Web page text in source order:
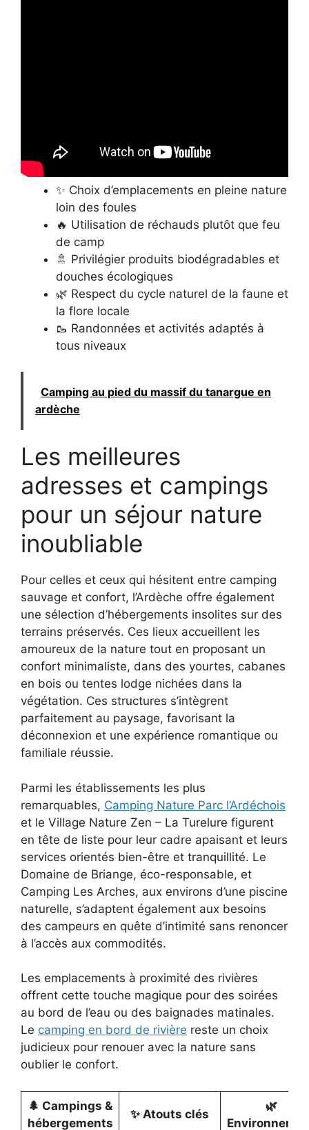
✨ Choix d’emplacements en pleine nature
loin des foules
🔥 Utilisation de réchauds plutôt que feu
de camp
🚿 Privilégier produits biodégradables et
douches écologiques
🌿 Respect du cycle naturel de la faune et
la flore locale
🥾 Randonnées et activités adaptés à
tous niveaux
Camping au pied du massif du tanargue en
ardèche
Les meilleures
adresses et campings
pour un séjour nature
inoubliable
Pour celles et ceux qui hésitent entre camping
sauvage et confort, l’Ardèche offre également
une sélection d’hébergements insolites sur des
terrains préservés. Ces lieux accueillent les
amoureux de la nature tout en proposant un
confort minimaliste, dans des yourtes, cabanes
en bois ou tentes lodge nichées dans la
végétation. Ces structures s’intègrent
parfaitement au paysage, favorisant la
déconnexion et une expérience romantique ou
familiale réussie.
Parmi les établissements les plus
remarquables, Camping Nature Parc l’Ardéchois
et le Village Nature Zen – La Turelure figurent
en tête de liste pour leur cadre apaisant et leurs
services orientés bien-être et tranquillité. Le
Domaine de Briange, éco-responsable, et
Camping Les Arches, aux environs d’une piscine
naturelle, s’adaptent également aux besoins
des campeurs en quête d’intimité sans renoncer
à l’accès aux commodités.
Les emplacements à proximité des rivières
offrent cette touche magique pour des soirées
au bord de l’eau ou des baignades matinales.
Le camping en bord de rivière reste un choix
judicieux pour renouer avec la nature sans
oublier le confort.
🌲 Campings &
hébergements
✨ Atouts clés
🌿